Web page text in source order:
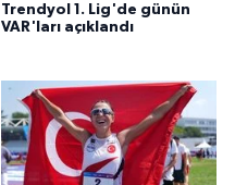
Trendyol 1. Lig'de günün
VAR'ları açıklandı